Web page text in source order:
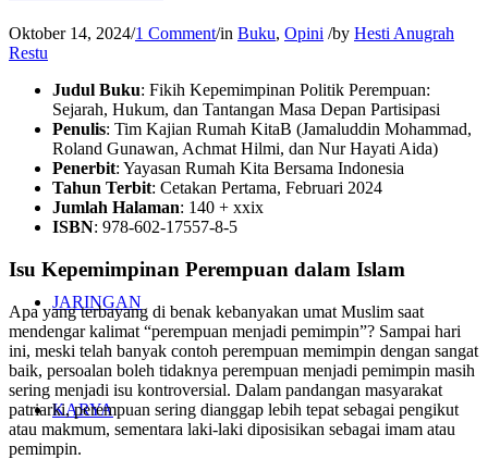
JARINGAN
KARYA
Oktober 14, 2024/1 Comment/in Buku, Opini /by Hesti Anugrah
Restu
Judul Buku: Fikih Kepemimpinan Politik Perempuan:
Sejarah, Hukum, dan Tantangan Masa Depan Partisipasi
Penulis: Tim Kajian Rumah KitaB (Jamaluddin Mohammad,
Roland Gunawan, Achmat Hilmi, dan Nur Hayati Aida)
Penerbit: Yayasan Rumah Kita Bersama Indonesia
Tahun Terbit: Cetakan Pertama, Februari 2024
Jumlah Halaman: 140 + xxix
ISBN: 978-602-17557-8-5
Isu Kepemimpinan Perempuan dalam Islam
Apa yang terbayang di benak kebanyakan umat Muslim saat
mendengar kalimat “perempuan menjadi pemimpin”? Sampai hari
ini, meski telah banyak contoh perempuan memimpin dengan sangat
baik, persoalan boleh tidaknya perempuan menjadi pemimpin masih
sering menjadi isu kontroversial. Dalam pandangan masyarakat
patriarki, perempuan sering dianggap lebih tepat sebagai pengikut
atau makmum, sementara laki-laki diposisikan sebagai imam atau
pemimpin.